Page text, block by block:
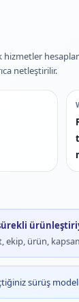
netleştirilir.
ekip, ürün,
sürüş